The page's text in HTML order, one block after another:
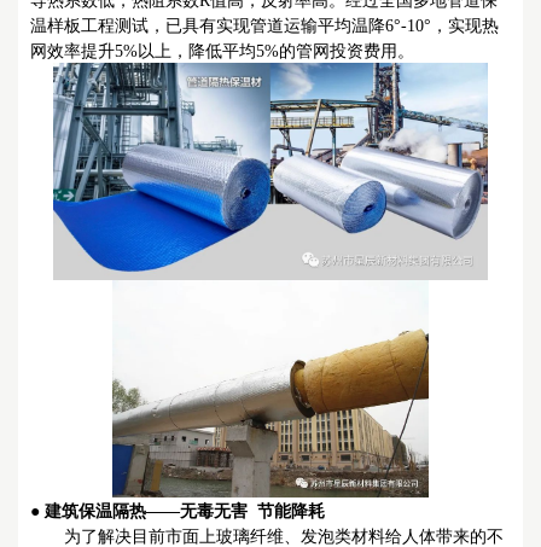
温样板工程测试，已具有实现管道运输平均温降6°-10°，实现热
网效率提升5%以上，降低平均5%的管网投资费用。
● 建筑保温隔热——无毒无害 节能降耗
为了解决目前市面上玻璃纤维、发泡类材料给人体带来的不